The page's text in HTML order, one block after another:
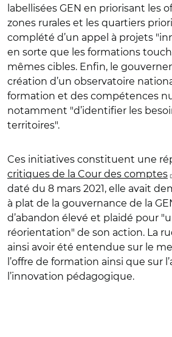
labellisées GEN en priorisant les
zones rurales et les quartiers
complété d’un appel à projets
en sorte que les formations
mêmes cibles. Enfin, le
création d’un observatoire
formation et des compétences
notamment "d’identifier les
territoires".
Ces initiatives constituent une
critiques de la Cour des comptes
daté du 8 mars 2021, elle avait
à plat de la gouvernance de la
d’abandon élevé et plaidé pour
réorientation" de son action. La
ainsi avoir été entendue sur le
l’offre de formation ainsi que sur
l’innovation pédagogique.